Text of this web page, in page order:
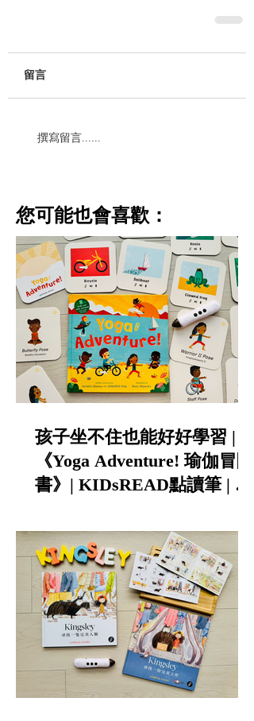
留言
撰寫留言......
​您可能也會喜歡：
孩子坐不住也能好好學習 |
《Yoga Adventure! 瑜伽冒險
書》| KIDsREAD點讀筆 | 中